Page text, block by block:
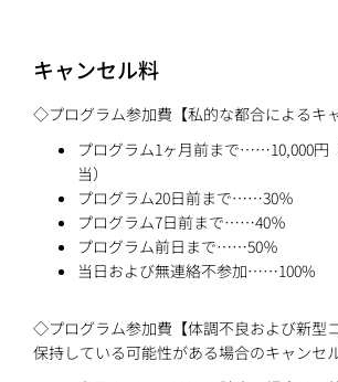
キャンセル料
◇プログラム参加費【私的な都合によるキ
プログラム1ヶ月前まで……10,000円
当）
プログラム20日前まで……30％
プログラム7日前まで……40％
プログラム前日まで……50％
当日および無連絡不参加……100%
◇プログラム参加費【体調不良および新型
保持している可能性がある場合のキャンセル